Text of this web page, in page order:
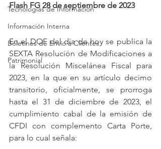
Tecnologías de Información
Información Interna
Boletines de Envío a Clientes
Patrimonial
Flash FG 28 de septiembre de 2023
En el DOF del día de hoy se publica la
SEXTA Resolución de Modificaciones a
la Resolución Miscelánea Fiscal para
2023, en la que en su artículo decimo
transitorio, oficialmente, se prorroga
hasta el 31 de diciembre de 2023, el
cumplimiento cabal de la emisión de
CFDI con complemento Carta Porte,
para lo cual señala: